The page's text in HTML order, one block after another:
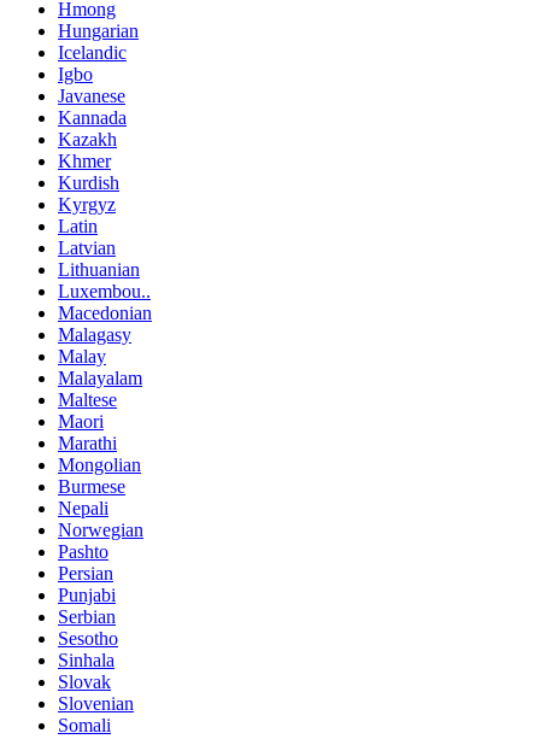
Hmong
Hungarian
Icelandic
Igbo
Javanese
Kannada
Kazakh
Khmer
Kurdish
Kyrgyz
Latin
Latvian
Lithuanian
Luxembou..
Macedonian
Malagasy
Malay
Malayalam
Maltese
Maori
Marathi
Mongolian
Burmese
Nepali
Norwegian
Pashto
Persian
Punjabi
Serbian
Sesotho
Sinhala
Slovak
Slovenian
Somali